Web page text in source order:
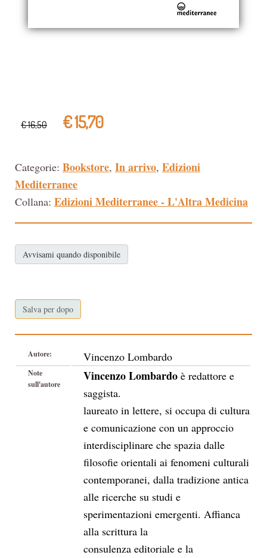
€ 16,50 € 15,70
Categorie: Bookstore, In arrivo, Edizioni
Mediterranee
Collana: Edizioni Mediterranee - L'Altra Medicina
Avvisami quando disponibile
Salva per dopo
Autore: Vincenzo Lombardo
Note
sull'autore
Vincenzo Lombardo è redattore e
saggista.
laureato in lettere, si occupa di cultura
e comunicazione con un approccio
interdisciplinare che spazia dalle
filosofie orientali ai fenomeni culturali
contemporanei, dalla tradizione antica
alle ricerche su studi e
sperimentazioni emergenti. Affianca
alla scrittura la
consulenza editoriale e la